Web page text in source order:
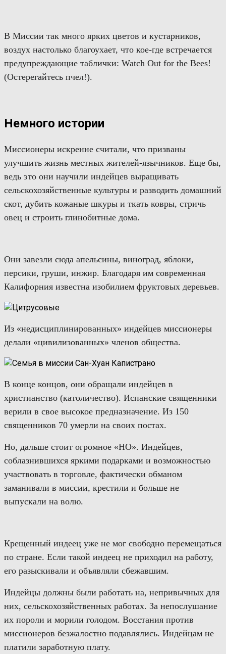
В Миссии так много ярких цветов и кустарников,
воздух настолько благоухает, что кое-где встречается
предупреждающие таблички: Watch Out for the Bees!
(Остерегайтесь пчел!).
Немного истории
Миссионеры искренне считали, что призваны
улучшить жизнь местных жителей-язычников. Еще бы,
ведь это они научили индейцев выращивать
сельскохозяйственные культуры и разводить домашний
скот, дубить кожаные шкуры и ткать ковры, стричь
овец и строить глинобитные дома.
Они завезли сюда апельсины, виноград, яблоки,
персики, груши, инжир. Благодаря им современная
Калифорния известна изобилием фруктовых деревьев.
Из «недисциплинированных» индейцев миссионеры
делали «цивилизованных» членов общества.
В конце концов, они обращали индейцев в
христианство (католичество). Испанские священники
верили в свое высокое предназначение. Из 150
священников 70 умерли на своих постах.
Но, дальше стоит огромное «НО». Индейцев,
соблазнившихся яркими подарками и возможностью
участвовать в торговле, фактически обманом
заманивали в миссии, крестили и больше не
выпускали на волю.
Крещенный индеец уже не мог свободно перемещаться
по стране. Если такой индеец не приходил на работу,
его разыскивали и объявляли сбежавшим.
Индейцы должны были работать на, непривычных для
них, сельскохозяйственных работах. За непослушание
их пороли и морили голодом. Восстания против
миссионеров безжалостно подавлялись. Индейцам не
платили заработную плату.